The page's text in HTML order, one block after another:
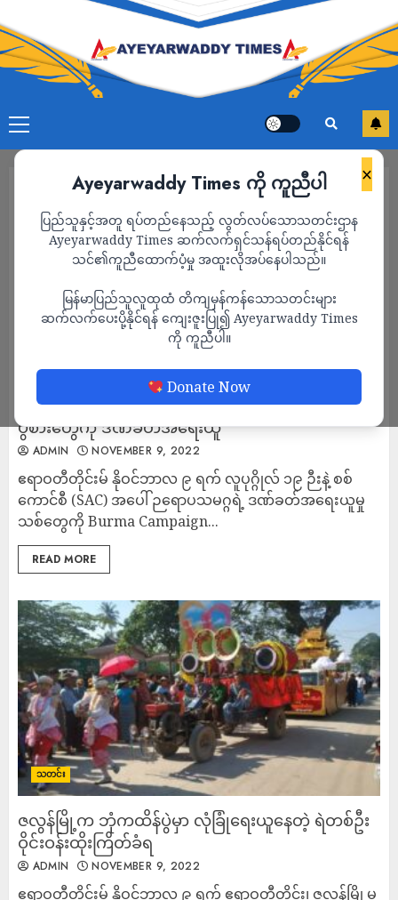
×
Ayeyarwaddy Times ကို ကူညီပါ
ပြည်သူနှင့်အတူ ရပ်တည်နေသည့် လွတ်လပ်သောသတင်းဌာန
Ayeyarwaddy Times ဆက်လက်ရှင်သန်ရပ်တည်နိုင်ရန်
သင်၏ကူညီထောက်ပံ့မှု အထူးလိုအပ်နေပါသည်။
မြန်မာပြည်သူလူထုထံ တိကျမှန်ကန်သောသတင်းများ
ဆက်လက်ပေးပို့နိုင်ရန် ကျေးဇူးပြု၍ Ayeyarwaddy Times
ကို ကူညီပါ။
Donate Now
ဥရောပသမဂ္ဂက စစ်ကောင်စီအဖွဲ့ဝင်တွေနဲ့ လက်နက်
ပွဲစားတွေကို ဒဏ်ခတ်အရေးယူ
ADMIN NOVEMBER 9, 2022
ဧရာဝတီတိုင်းမ် နိုဝင်ဘာလ ၉ ရက် လူပုဂ္ဂိုလ် ၁၉ ဉီးနဲ့ စစ်
ကောင်စီ (SAC) အပေါ် ဉရောပသမဂ္ဂရဲ့ ဒဏ်ခတ်အရေးယူမှု
သစ်တွေကို Burma Campaign...
READ MORE
သတင်း
ဇလွန်မြို့က ဘုံကထိန်ပွဲမှာ လုံခြုံရေးယူနေတဲ့ ရဲတစ်ဦး
ဝိုင်းဝန်းထိုးကြိတ်ခံရ
ADMIN NOVEMBER 9, 2022
ဧရာဝတီတိုင်းမ် နိုဝင်ဘာလ ၉ ရက် ဧရာဝတီတိုင်း၊ ဇလွန်မြို့မှ